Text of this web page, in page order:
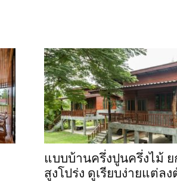
แบบบ้านครึ่งปูนครึ่งไม้
สูงโปร่ง ดูเรียบง่ายแต่ลง